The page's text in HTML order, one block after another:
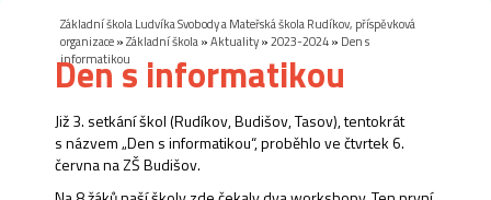
Základní škola Ludvíka Svobody a Mateřská škola Rudíkov, příspěvková
organizace»Základní škola»Aktuality»2023-2024» Den s
informatikou
Den s informatikou
Již 3. setkání škol (Rudíkov, Budišov, Tasov), tentokrát
s názvem „Den s informatikou“, proběhlo ve čtvrtek 6.
června na ZŠ Budišov.